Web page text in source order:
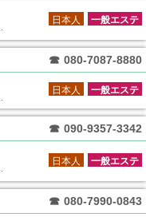
一般エステ
日本人
☎ 080-7087-8880
一般エステ
日本人
☎ 090-9357-3342
一般エステ
日本人
☎ 080-7990-0843